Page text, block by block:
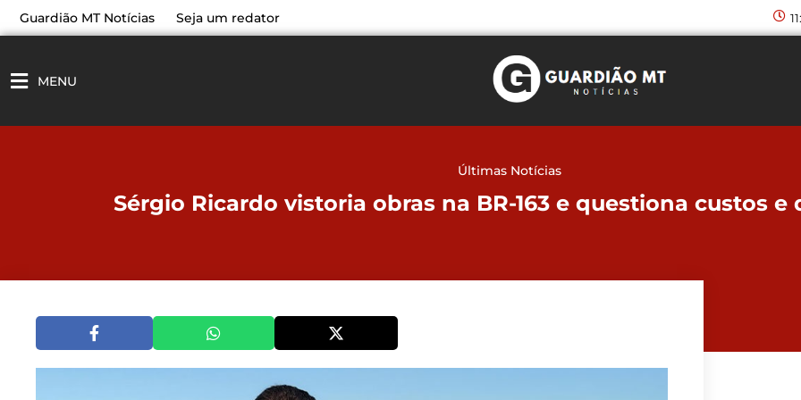
paraGuardião MT Notícias Seja um redator
MENU
Últimas Notícias
Sérgio Ricardo vistoria obras na BR-163 e questiona custos e